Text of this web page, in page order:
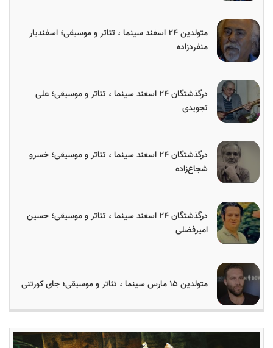
متولدین ۲۴ اسفند سینما ، تئاتر و موسیقی؛ اسفندیار
منفردزاده
درگذشتگان ۲۴ اسفند سینما ، تئاتر و موسیقی؛ علی
تجویدی
درگذشتگان ۲۴ اسفند سینما ، تئاتر و موسیقی؛ خسرو
شجاع‌زاده
درگذشتگان ۲۴ اسفند سینما ، تئاتر و موسیقی؛ حسین
امیرفضلی
متولدین ۱۵ مارس سینما ، تئاتر و موسیقی؛ جای کورتنی